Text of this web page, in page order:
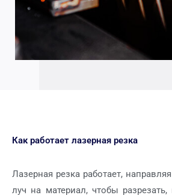
Как работает лазерная резка
Лазерная резка работает,
луч на материал, чтобы разрезать,